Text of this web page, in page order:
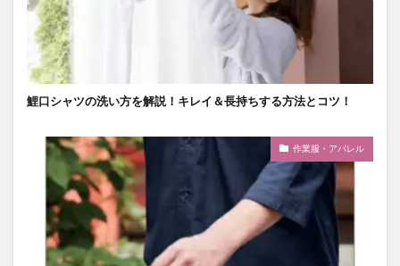
鯉口シャツの洗い方を解説！キレイ＆長持ちする方法とコツ！
作業服・アパレル